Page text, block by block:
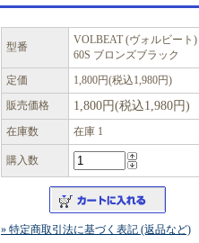
型番
VOLBEAT (ヴォルビート)
60S ブロンズブラック
定価
1,800円(税込1,980円)
販売価格
1,800円(税込1,980円)
在庫数 在庫 1
購入数
» 特定商取引法に基づく表記 (返品など)